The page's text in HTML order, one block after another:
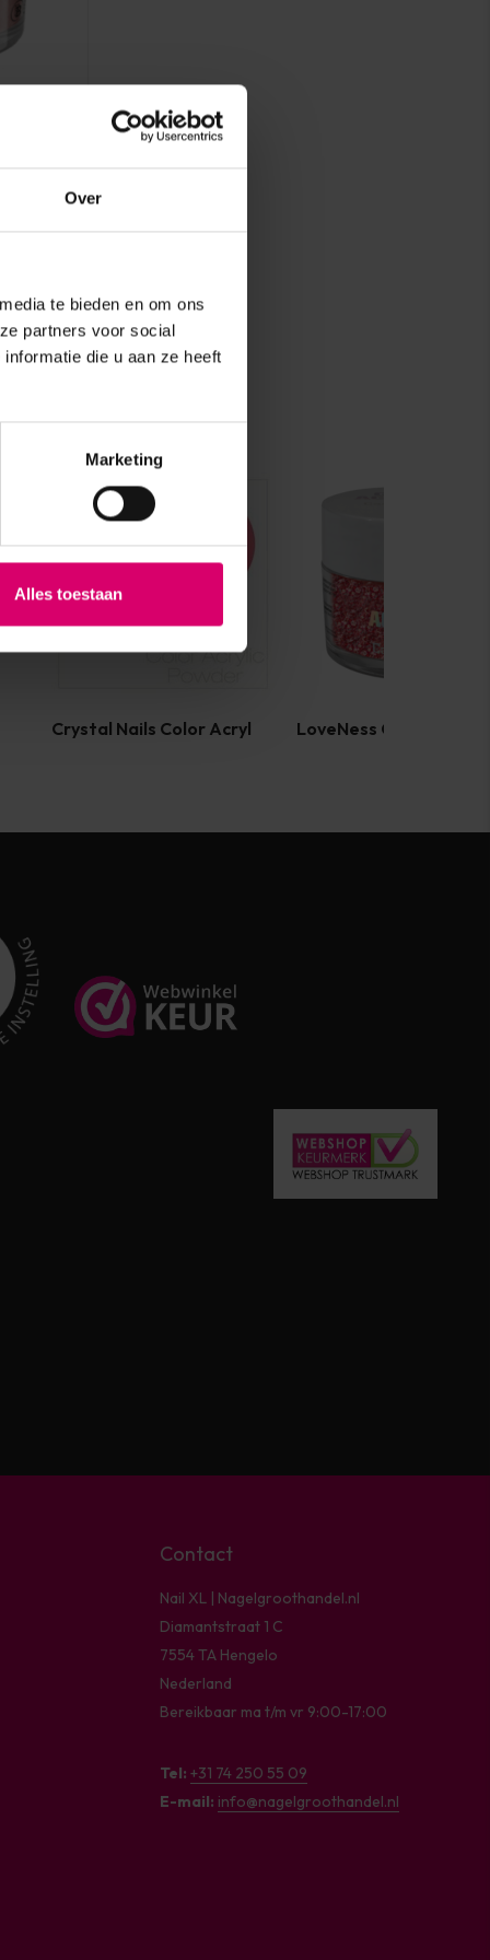
Over
te bieden en om ons
partners voor social
die u aan ze heeft
Marketing
Alles toestaan
Crystal Nails Color Acryl LoveNess Color Acryl
Contact
Nail XL | Nagelgroothandel.nl
Diamantstraat 1 C
7554 TA Hengelo
Nederland
Bereikbaar ma t/m vr 9:00-17:00
Tel: +31 74 250 55 09
E-mail: info@nagelgroothandel.nl